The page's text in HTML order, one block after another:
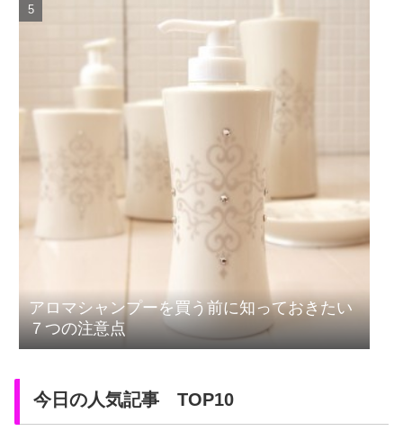
アロマシャンプーを買う前に知っておきたい
７つの注意点
今日の人気記事 TOP10